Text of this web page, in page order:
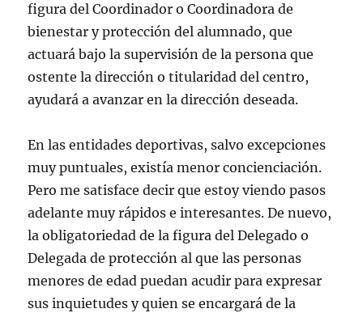
figura del Coordinador o Coordinadora de
bienestar y protección del alumnado, que
actuará bajo la supervisión de la persona que
ostente la dirección o titularidad del centro,
ayudará a avanzar en la dirección deseada.
En las entidades deportivas, salvo excepciones
muy puntuales, existía menor concienciación.
Pero me satisface decir que estoy viendo pasos
adelante muy rápidos e interesantes. De nuevo,
la obligatoriedad de la figura del Delegado o
Delegada de protección al que las personas
menores de edad puedan acudir para expresar
sus inquietudes y quien se encargará de la